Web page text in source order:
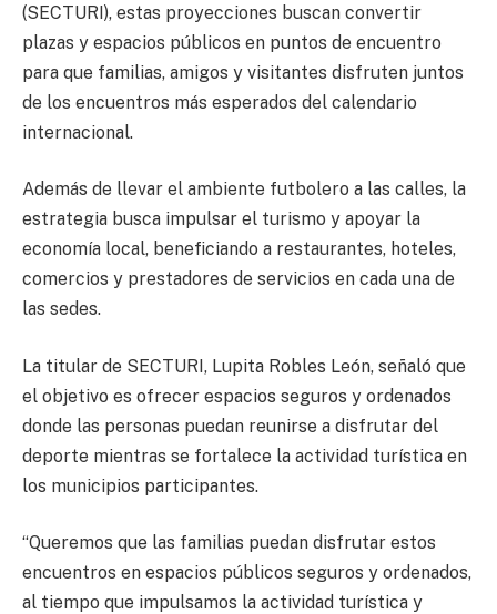
(SECTURI), estas proyecciones buscan convertir
plazas y espacios públicos en puntos de encuentro
para que familias, amigos y visitantes disfruten juntos
de los encuentros más esperados del calendario
internacional.
Además de llevar el ambiente futbolero a las calles, la
estrategia busca impulsar el turismo y apoyar la
economía local, beneficiando a restaurantes, hoteles,
comercios y prestadores de servicios en cada una de
las sedes.
La titular de SECTURI, Lupita Robles León, señaló que
el objetivo es ofrecer espacios seguros y ordenados
donde las personas puedan reunirse a disfrutar del
deporte mientras se fortalece la actividad turística en
los municipios participantes.
“Queremos que las familias puedan disfrutar estos
encuentros en espacios públicos seguros y ordenados,
al tiempo que impulsamos la actividad turística y